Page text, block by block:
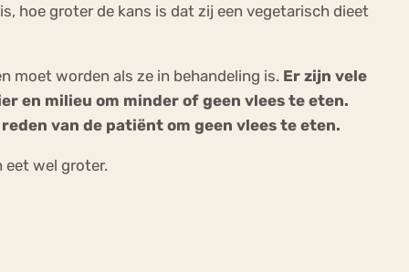
hoe groter de kans is dat zij een vegetarisch dieet
moet worden als ze in behandeling is. Er zijn vele
en milieu om minder of geen vlees te eten.
van de patiënt om geen vlees te eten.
eet wel groter.